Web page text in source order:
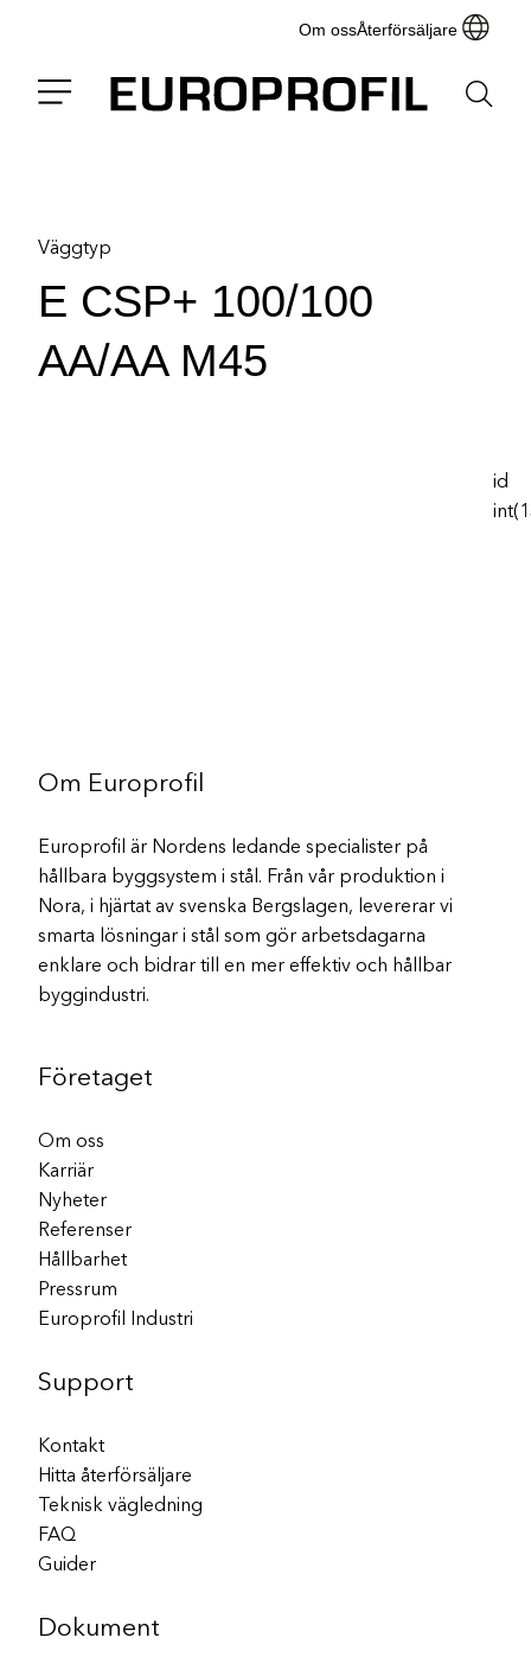
Om ossÅterförsäljare
Väggtyp
E CSP+ 100/100
AA/AA M45
id
Om Europrofil
Europrofil är Nordens ledande specialister på
hållbara byggsystem i stål. Från vår produktion i
Nora, i hjärtat av svenska Bergslagen, levererar vi
smarta lösningar i stål som gör arbetsdagarna
enklare och bidrar till en mer effektiv och hållbar
byggindustri.
Företaget
Om oss
Karriär
Nyheter
Referenser
Hållbarhet
Pressrum
Europrofil Industri
Support
Kontakt
Hitta återförsäljare
Teknisk vägledning
FAQ
Guider
Dokument